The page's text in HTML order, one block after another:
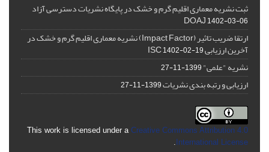
ثبت نشریه معماری اقلیم گرم و خشک در پایگاه نشریات دسترسی آزاد
DOAJ1402-03-06
ارتقا ضریب تاثیر (Impact Factor) نشریه معماری اقلیم گرم و خشک در
آخرین ارزیابی ISC1402-02-19
نشریه "علمی"1399-11-27
ارزیابی و رتبه بندی نشریات1399-11-27
This work is licensed under a Creative Commons Attribution 4.0
International License
.